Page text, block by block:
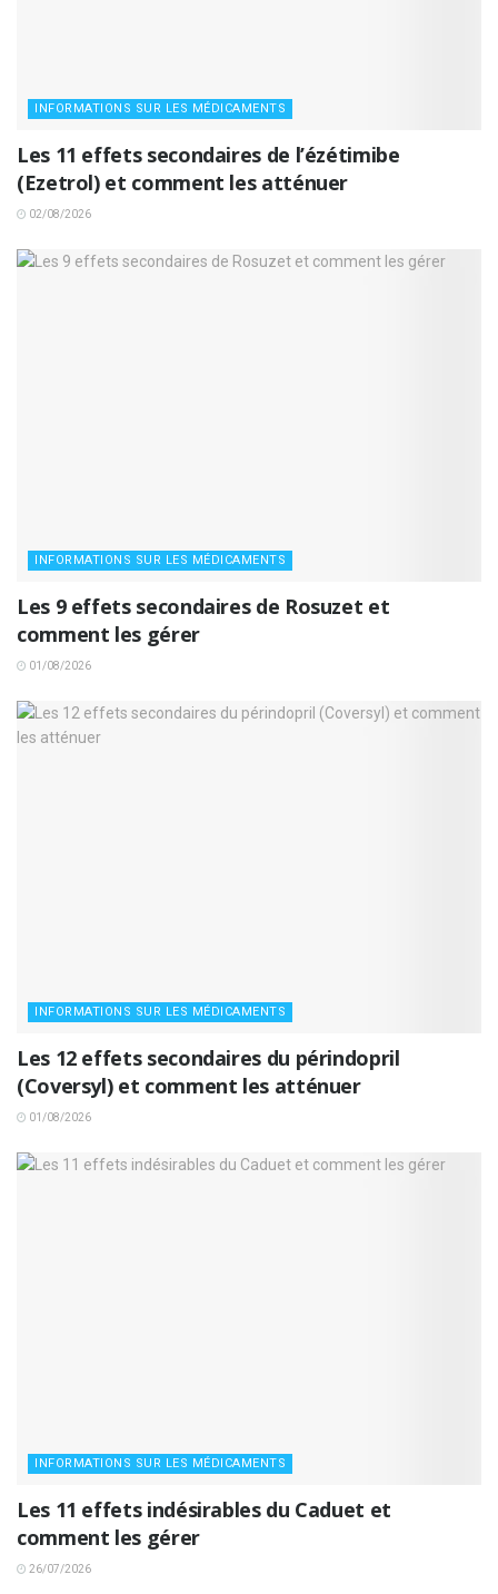
INFORMATIONS SUR LES MÉDICAMENTS
Les 11 effets secondaires de l’ézétimibe
(Ezetrol) et comment les atténuer
02/08/2026
INFORMATIONS SUR LES MÉDICAMENTS
Les 9 effets secondaires de Rosuzet et
comment les gérer
01/08/2026
INFORMATIONS SUR LES MÉDICAMENTS
Les 12 effets secondaires du périndopril
(Coversyl) et comment les atténuer
01/08/2026
INFORMATIONS SUR LES MÉDICAMENTS
Les 11 effets indésirables du Caduet et
comment les gérer
26/07/2026